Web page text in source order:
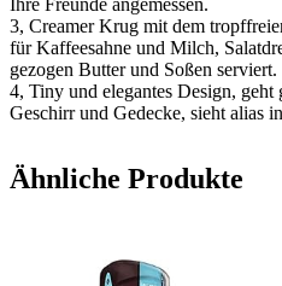
Ihre Freunde angemessen.
3, Creamer Krug mit dem
für Kaffeesahne und Milch,
gezogen Butter und Soßen serviert.
4, Tiny und elegantes Design,
Geschirr und Gedecke, sieht alias
Ähnliche Produkte